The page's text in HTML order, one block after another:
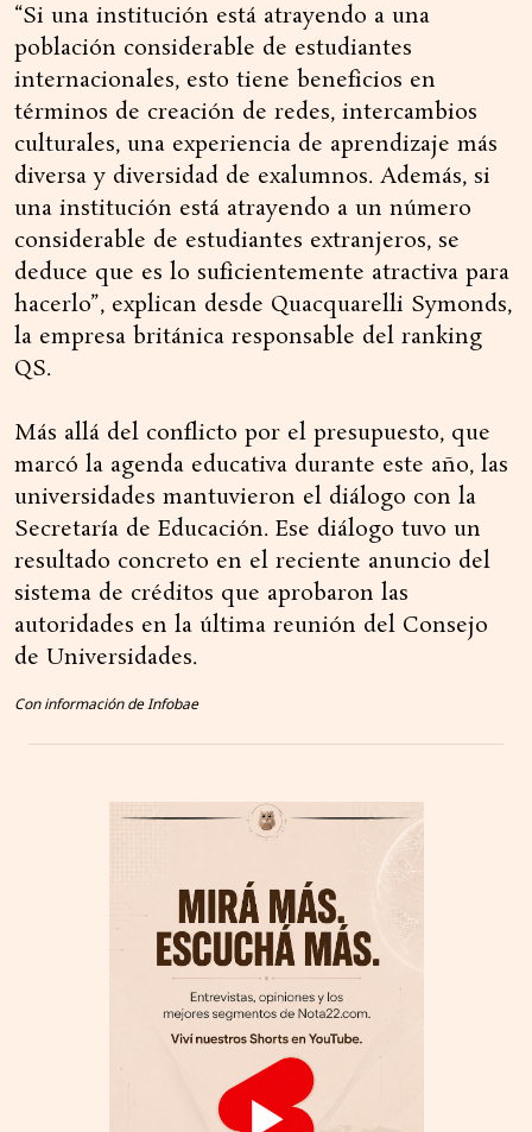
“Si una institución está atrayendo a una
población considerable de estudiantes
internacionales, esto tiene beneficios en
términos de creación de redes, intercambios
culturales, una experiencia de aprendizaje más
diversa y diversidad de exalumnos. Además, si
una institución está atrayendo a un número
considerable de estudiantes extranjeros, se
deduce que es lo suficientemente atractiva para
hacerlo”, explican desde Quacquarelli Symonds,
la empresa británica responsable del ranking
QS.
Más allá del conflicto por el presupuesto, que
marcó la agenda educativa durante este año, las
universidades mantuvieron el diálogo con la
Secretaría de Educación. Ese diálogo tuvo un
resultado concreto en el reciente anuncio del
sistema de créditos que aprobaron las
autoridades en la última reunión del Consejo
de Universidades.
Con información de Infobae